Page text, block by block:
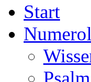
Start